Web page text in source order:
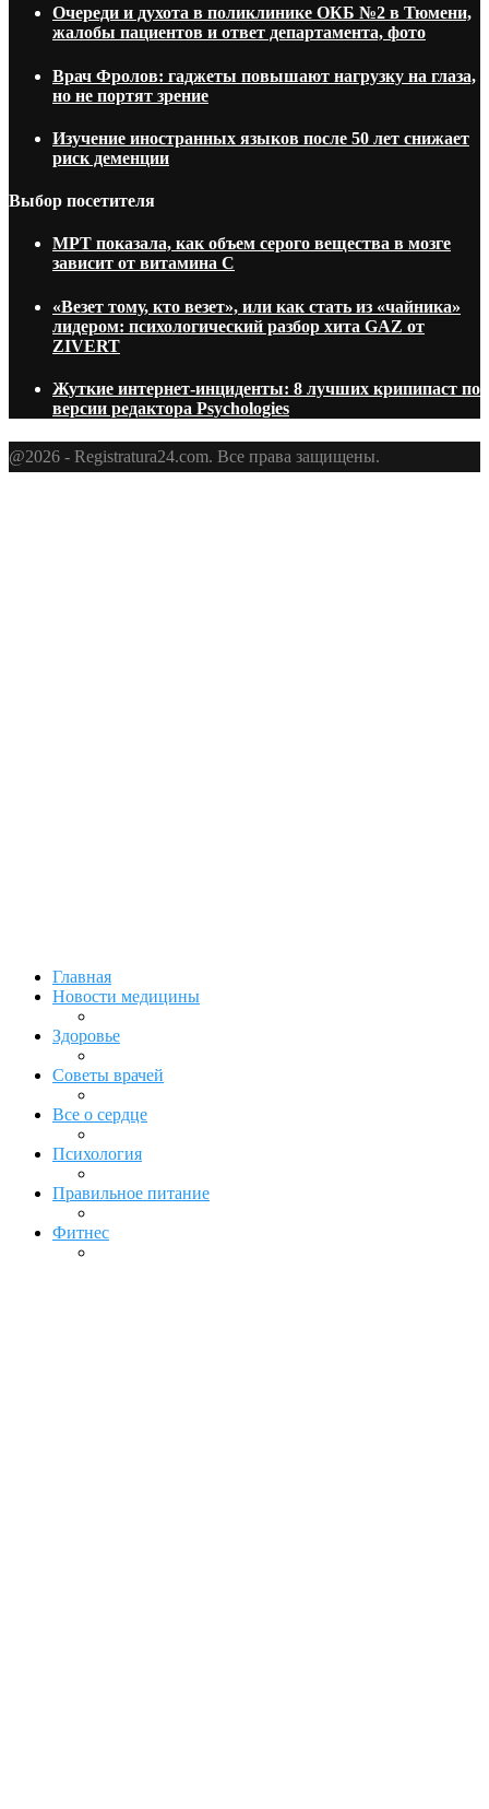
Очереди и духота в поликлинике ОКБ №2 в Тюмени,
жалобы пациентов и ответ департамента, фото
Врач Фролов: гаджеты повышают нагрузку на глаза,
но не портят зрение
Изучение иностранных языков после 50 лет снижает
риск деменции
Выбор посетителя
МРТ показала, как объем серого вещества в мозге
зависит от витамина C
«Везет тому, кто везет», или как стать из «чайника»
лидером: психологический разбор хита GAZ от
ZIVERT
Жуткие интернет-инциденты: 8 лучших крипипаст по
версии редактора Psychologies
@2026 - Registratura24.com. Все права защищены.
Главная
Новости медицины
Здоровье
Советы врачей
Все о сердце
Психология
Правильное питание
Фитнес